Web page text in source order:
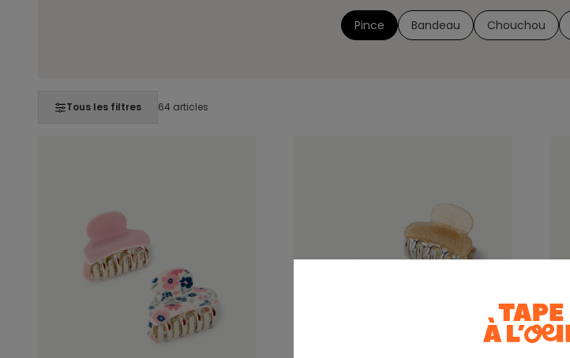
Pince Bandeau Chouchou
Tous les filtres 64 articles